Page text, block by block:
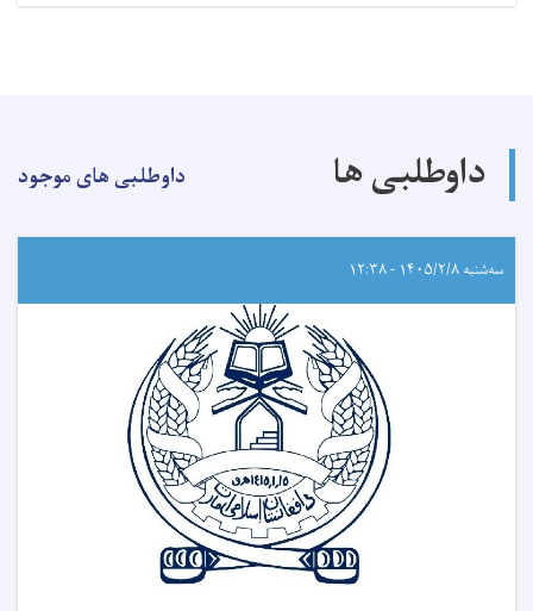
داوطلبی ها داوطلبی های موجود
سه‌شنبه ۱۴۰۵/۲/۸ - ۱۲:۳۸